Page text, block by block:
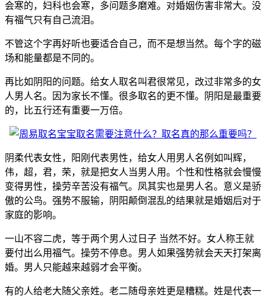
会寒的，妇科也会寒，多问题多磨难。对婚姻伤害非常大。没
有福气只有自己流泪。
不管这个字再好听也要适合自己，而不是想当然。每个字的磁
场和能量都是不同的。
再比如阴阳的问题。给女人取名叫君很常见，改过非常多的女
人男人名。因为家长不懂。很多取名的更不懂。阴阳是最重要
的，比五行还有重要一万倍。
阴柔代表女性，阳刚代表男性，给女人用男人名例如叫辉，
伟，超，君，荣，就是把女人当男人用。个性和性格就会慢慢
变得男性，操劳辛苦没有福气。凤其实也是男人名。意义是骄
傲的公鸟。强势不服输，阴阳颠倒混乱的结果就是婚姻后对于
家庭的影响。
一山不容二虎，等于两个男人过日子 当然不好。女人称王就
要付出么用福气。操劳不停息。男人如果强势就会天天打架离
婚。男人只能越来越弱才会平衡。
有的人给老大随父亲姓。老二随母亲姓更是糟糕。姓是代表一